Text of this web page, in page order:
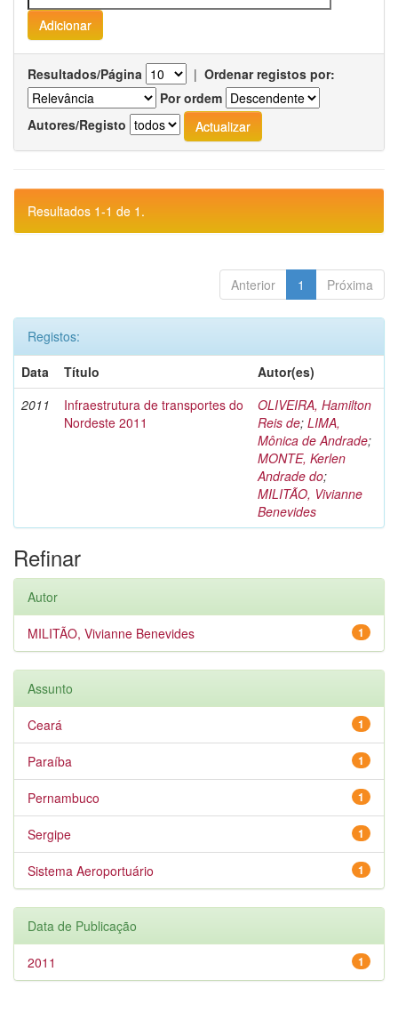
Resultados/Página | Ordenar registos por:
Por ordem
Autores/Registo
Resultados 1-1 de 1.
Anterior 1 Próxima
Registos:
Data
Título
Autor(es)
2011
Infraestrutura de transportes do
Nordeste 2011
OLIVEIRA, Hamilton
Reis de; LIMA,
Mônica de Andrade;
MONTE, Kerlen
Andrade do;
MILITÃO, Vivianne
Benevides
Refinar
Autor
1
MILITÃO, Vivianne Benevides
Assunto
1
Ceará
1
Paraíba
1
Pernambuco
1
Sergipe
1
Sistema Aeroportuário
Data de Publicação
1
2011